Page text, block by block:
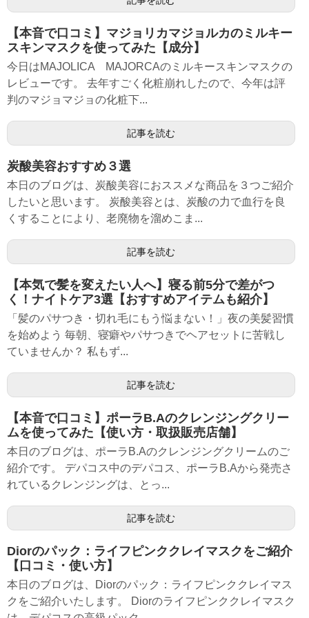
【本音で口コミ】マジョリカマジョルカのミルキー
スキンマスクを使ってみた【成分】
今日はMAJOLICA MAJORCAのミルキースキンマスクの
レビューです。 去年すごく化粧崩れしたので、今年は評
判のマジョマジョの化粧下...
記事を読む
炭酸美容おすすめ３選
本日のブログは、炭酸美容におススメな商品を３つご紹介
したいと思います。 炭酸美容とは、炭酸の力で血行を良
くすることにより、老廃物を溜めこま...
記事を読む
【本気で髪を変えたい人へ】寝る前5分で差がつ
く！ナイトケア3選【おすすめアイテムも紹介】
「髪のパサつき・切れ毛にもう悩まない！」夜の美髪習慣
を始めよう 毎朝、寝癖やパサつきでヘアセットに苦戦し
ていませんか？ 私もず...
記事を読む
【本音で口コミ】ポーラB.Aのクレンジングクリー
ムを使ってみた【使い方・取扱販売店舗】
本日のブログは、ポーラB.Aのクレンジングクリームのご
紹介です。 デパコス中のデパコス、ポーラB.Aから発売さ
れているクレンジングは、とっ...
記事を読む
Diorのパック：ライフピンククレイマスクをご紹介
【口コミ・使い方】
本日のブログは、Diorのパック：ライフピンククレイマス
クをご紹介いたします。 Diorのライフピンククレイマスク